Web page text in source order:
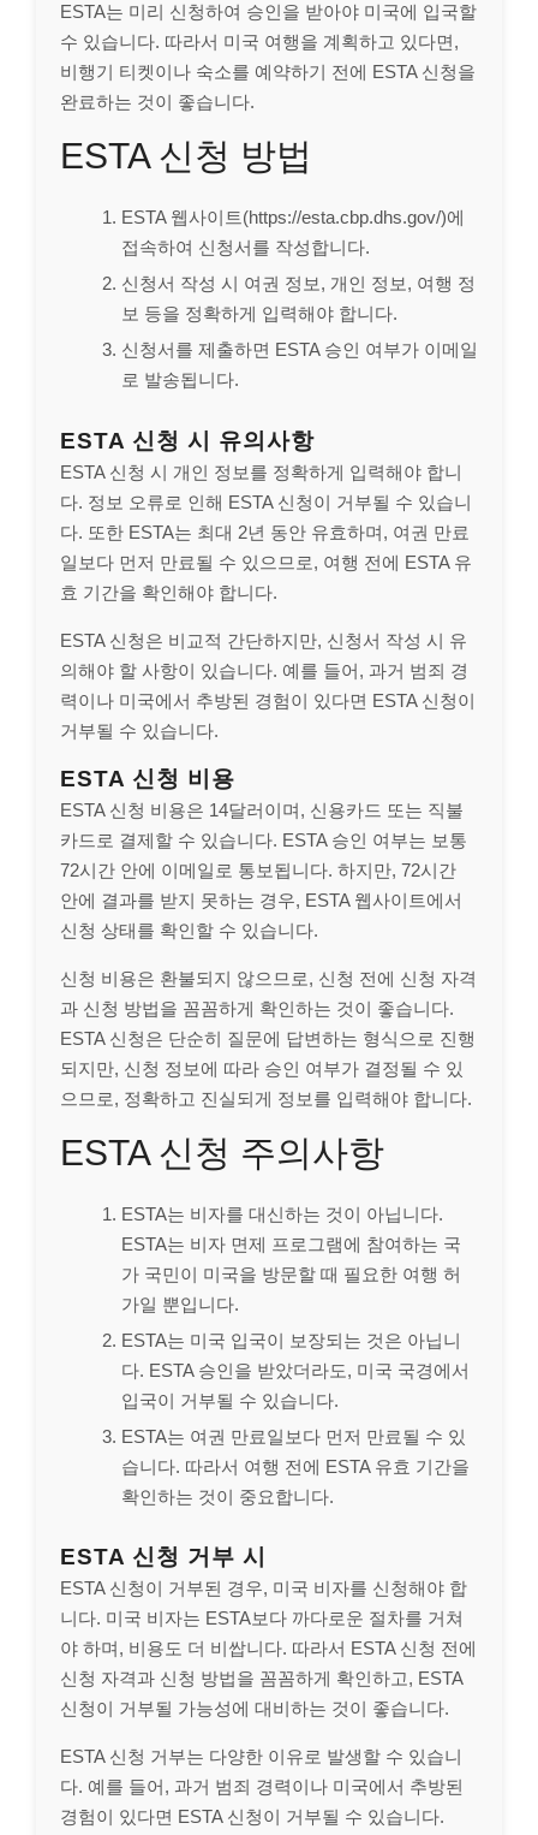
ESTA는 미리 신청하여 승인을 받아야 미국에 입국할
수 있습니다. 따라서 미국 여행을 계획하고 있다면,
비행기 티켓이나 숙소를 예약하기 전에 ESTA 신청을
완료하는 것이 좋습니다.
ESTA 신청 방법
ESTA 웹사이트(https://esta.cbp.dhs.gov/)에
접속하여 신청서를 작성합니다.
신청서 작성 시 여권 정보, 개인 정보, 여행 정
보 등을 정확하게 입력해야 합니다.
신청서를 제출하면 ESTA 승인 여부가 이메일
로 발송됩니다.
ESTA 신청 시 유의사항
ESTA 신청 시 개인 정보를 정확하게 입력해야 합니
다. 정보 오류로 인해 ESTA 신청이 거부될 수 있습니
다. 또한 ESTA는 최대 2년 동안 유효하며, 여권 만료
일보다 먼저 만료될 수 있으므로, 여행 전에 ESTA 유
효 기간을 확인해야 합니다.
ESTA 신청은 비교적 간단하지만, 신청서 작성 시 유
의해야 할 사항이 있습니다. 예를 들어, 과거 범죄 경
력이나 미국에서 추방된 경험이 있다면 ESTA 신청이
거부될 수 있습니다.
ESTA 신청 비용
ESTA 신청 비용은 14달러이며, 신용카드 또는 직불
카드로 결제할 수 있습니다. ESTA 승인 여부는 보통
72시간 안에 이메일로 통보됩니다. 하지만, 72시간
안에 결과를 받지 못하는 경우, ESTA 웹사이트에서
신청 상태를 확인할 수 있습니다.
신청 비용은 환불되지 않으므로, 신청 전에 신청 자격
과 신청 방법을 꼼꼼하게 확인하는 것이 좋습니다.
ESTA 신청은 단순히 질문에 답변하는 형식으로 진행
되지만, 신청 정보에 따라 승인 여부가 결정될 수 있
으므로, 정확하고 진실되게 정보를 입력해야 합니다.
ESTA 신청 주의사항
ESTA는 비자를 대신하는 것이 아닙니다.
ESTA는 비자 면제 프로그램에 참여하는 국
가 국민이 미국을 방문할 때 필요한 여행 허
가일 뿐입니다.
ESTA는 미국 입국이 보장되는 것은 아닙니
다. ESTA 승인을 받았더라도, 미국 국경에서
입국이 거부될 수 있습니다.
ESTA는 여권 만료일보다 먼저 만료될 수 있
습니다. 따라서 여행 전에 ESTA 유효 기간을
확인하는 것이 중요합니다.
ESTA 신청 거부 시
ESTA 신청이 거부된 경우, 미국 비자를 신청해야 합
니다. 미국 비자는 ESTA보다 까다로운 절차를 거쳐
야 하며, 비용도 더 비쌉니다. 따라서 ESTA 신청 전에
신청 자격과 신청 방법을 꼼꼼하게 확인하고, ESTA
신청이 거부될 가능성에 대비하는 것이 좋습니다.
ESTA 신청 거부는 다양한 이유로 발생할 수 있습니
다. 예를 들어, 과거 범죄 경력이나 미국에서 추방된
경험이 있다면 ESTA 신청이 거부될 수 있습니다.